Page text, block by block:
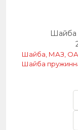
Шайба
Шайба, МАЗ,
Шайба